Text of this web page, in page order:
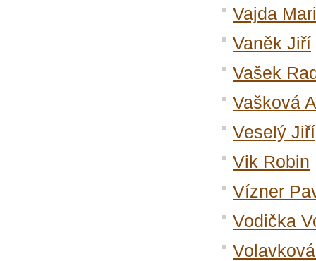
Vajda
Vaněk Jiří
Vašek
Vašková
Veselý Jiří
Vik Robin
Vízner
Vodička